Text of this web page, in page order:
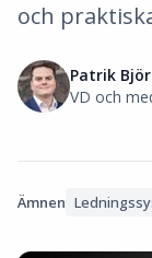
och
Patrik
VD och
Ämnen